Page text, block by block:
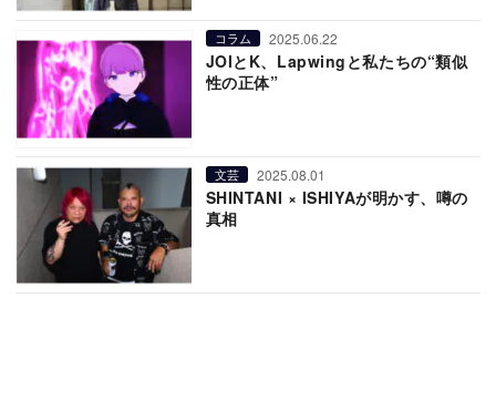
コラム 2025.06.22
JOIとK、Lapwingと私たちの“類似
性の正体”
文芸 2025.08.01
SHINTANI × ISHIYAが明かす、噂の
真相